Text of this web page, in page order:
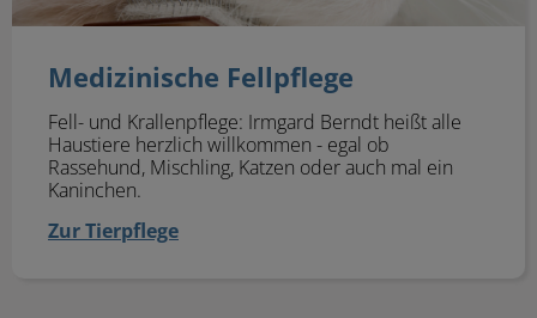
Medizinische Fellpflege
Fell- und Krallenpflege: Irmgard Berndt heißt alle
Haustiere herzlich willkommen - egal ob
Rassehund, Mischling, Katzen oder auch mal ein
Kaninchen.
Zur Tierpflege